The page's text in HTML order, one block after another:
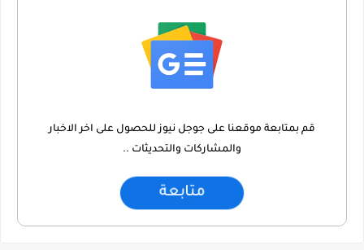
قم بمتابعة موقعنا على جوجل نيوز للحصول على اخر الاخبار
والمشاركات والتحديثات ..
متابعة